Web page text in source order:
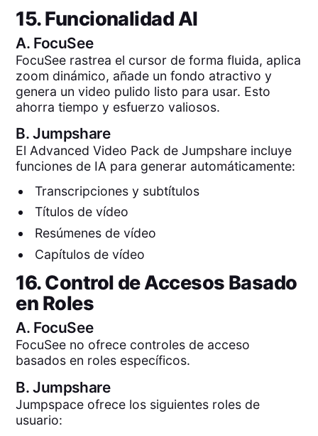
15. Funcionalidad AI
A. FocuSee
FocuSee rastrea el cursor de forma fluida, aplica
zoom dinámico, añade un fondo atractivo y
genera un video pulido listo para usar. Esto
ahorra tiempo y esfuerzo valiosos.
B.Jumpshare
El Advanced Video Pack de Jumpshare incluye
funciones de IA para generar automáticamente:
Transcripciones y subtítulos
Títulos de vídeo
Resúmenes de vídeo
Capítulos de vídeo
16. Control de Accesos Basado
en Roles
A. FocuSee
FocuSee no ofrece controles de acceso
basados en roles específicos.
B.Jumpshare
Jumpspace ofrece los siguientes roles de
usuario: